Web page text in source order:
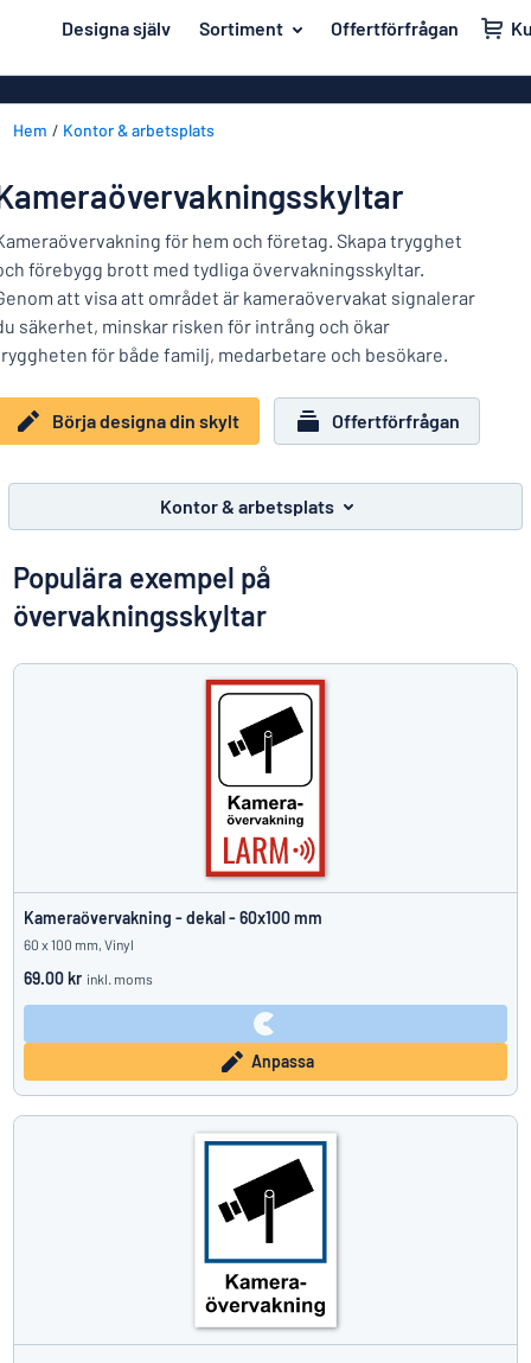
innehålletDesigna själv Sortiment Offertförfrågan
Hus och hem
Kontor & arbetsplats
Namnskyltar
Dekaler
Branscher
Trafik och fordon
Visa alla kategorier
Banderoller
Dekaler
Eco Board
Hittar du inte det du söker? Börja designa din skylt
Mest
populära
Material
Hus
och
hem
Kontor
arbetsplats
Namnskyltar
Dekaler
Visa alla kategorier
Offertförfrågan
till
din skylt
Hem Kontor & arbetsplats
för hem och företag. Skapa trygghet
förebygg brott med tydliga övervakningsskyltar.
att visa att området är kameraövervakat signalerar
säkerhet, minskar risken för intrång och ökar
för både familj, medarbetare och besökare.
Börja designa din skylt Offertförfrågan
Kontor & arbetsplats
Populära exempel på
övervakningsskyltar
Kameraövervakning - dekal - 60x100 mm
60 x 100 mm, Vinyl
69.00 kr inkl. moms
Anpassa